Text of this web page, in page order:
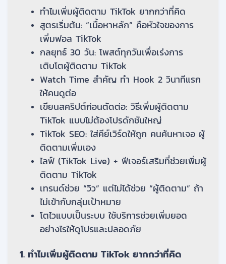
ทำไมเพิ่มผู้ติดตาม TikTok ยากกว่าที่คิด
สูตรเริ่มต้น: “เนื้อหาหลัก” คือหัวใจของการ
เพิ่มฟอล TikTok
กลยุทธ์ 30 วัน: โพสต์ทุกวันเพื่อเร่งการ
เติบโตผู้ติดตาม TikTok
Watch Time สำคัญ ทำ Hook 2 วินาทีแรก
ให้คนดูต่อ
เขียนสคริปต์ก่อนตัดต่อ: วิธีเพิ่มผู้ติดตาม
TikTok แบบไม่ต้องโปรดักชันใหญ่
TikTok SEO: ใส่คีย์เวิร์ดให้ถูก คนค้นหาเจอ ผู้
ติดตามเพิ่มเอง
ไลฟ์ (TikTok Live) + ฟีเจอร์เสริมที่ช่วยเพิ่มผู้
ติดตาม TikTok
เทรนด์ช่วย “วิว” แต่ไม่ได้ช่วย “ผู้ติดตาม” ถ้า
ไม่เข้ากับกลุ่มเป้าหมาย
โตไวแบบเป็นระบบ ใช้บริการช่วยเพิ่มยอด
อย่างไรให้ดูโปรและปลอดภัย
1. ทำไมเพิ่มผู้ติดตาม TikTok ยากกว่าที่คิด